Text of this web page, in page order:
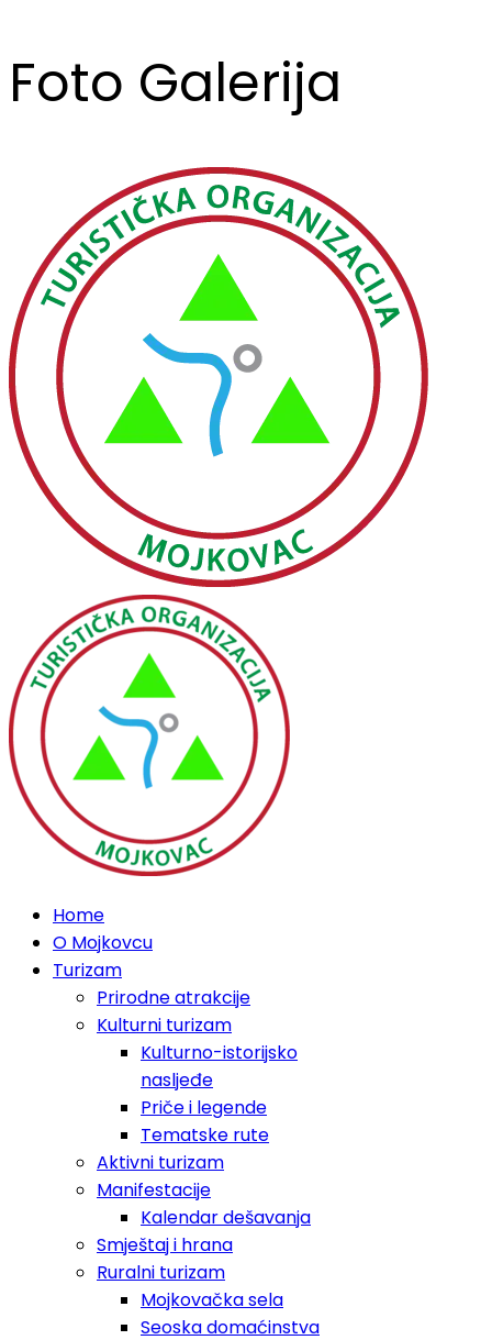
Foto Galerija
Home
O Mojkovcu
Turizam
Prirodne atrakcije
Kulturni turizam
Kulturno-istorijsko
nasljeđe
Priče i legende
Tematske rute
Aktivni turizam
Manifestacije
Kalendar dešavanja
Smještaj i hrana
Ruralni turizam
Mojkovačka sela
Seoska domaćinstva